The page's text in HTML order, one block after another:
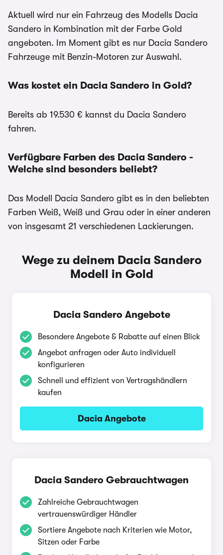
Aktuell wird nur ein Fahrzeug des Modells Dacia
Sandero in Kombination mit der Farbe Gold
angeboten. Im Moment gibt es nur Dacia Sandero
Fahrzeuge mit Benzin-Motoren zur Auswahl.
Was kostet ein Dacia Sandero in Gold?
Bereits ab 19.530 € kannst du Dacia Sandero
fahren.
Verfügbare Farben des Dacia Sandero -
Welche sind besonders beliebt?
Das Modell Dacia Sandero gibt es in den beliebten
Farben Weiß, Weiß und Grau oder in einer anderen
von insgesamt 21 verschiedenen Lackierungen.
Wege zu deinem Dacia Sandero
Modell in Gold
Dacia Sandero Angebote
Besondere Angebote & Rabatte auf einen Blick
Angebot anfragen oder Auto individuell
konfigurieren
Schnell und effizient von Vertragshändlern
kaufen
Dacia Angebote
Dacia Sandero Gebrauchtwagen
Zahlreiche Gebrauchtwagen
vertrauenswürdiger Händler
Sortiere Angebote nach Kriterien wie Motor,
Sitzen oder Farbe